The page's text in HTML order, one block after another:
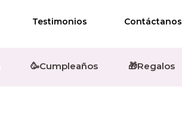
Testimonios Contáctanos
🥳Cumpleaños 🎁Regalos